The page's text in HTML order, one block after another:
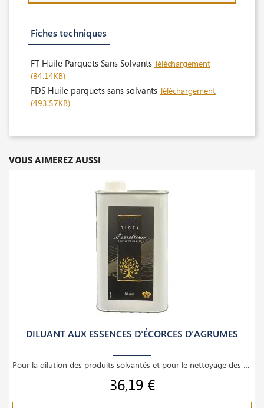
Fiches techniques
FT Huile Parquets Sans Solvants Téléchargement
(84.14KB)
FDS Huile parquets sans solvants Téléchargement
(493.57KB)
VOUS AIMEREZ AUSSI
DILUANT AUX ESSENCES D'ÉCORCES D'AGRUMES
Pour la dilution des produits solvantés et pour le nettoyage des outils. Sans aromatiques, aux
Prix
36,19 €